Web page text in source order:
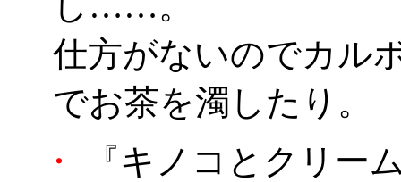
仕方がないのでカル
でお茶を濁したり。
・
『キノコとクリー